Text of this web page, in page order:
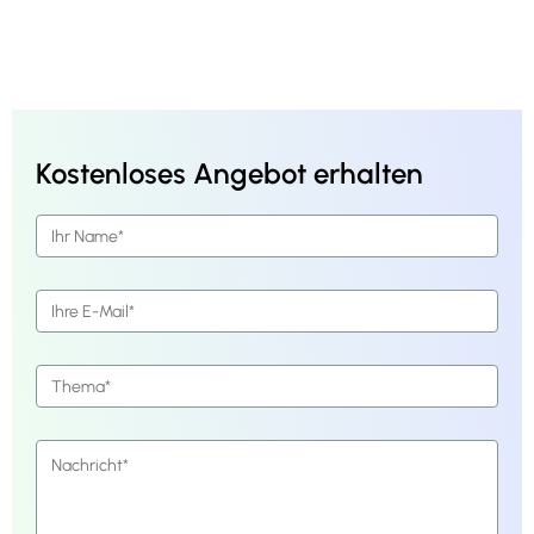
Kostenloses Angebot erhalten